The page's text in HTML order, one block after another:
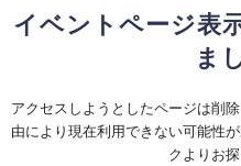
イベントページ表
ま
アクセスしようとしたページは削
由により現在利用できない可能性
クよりお探